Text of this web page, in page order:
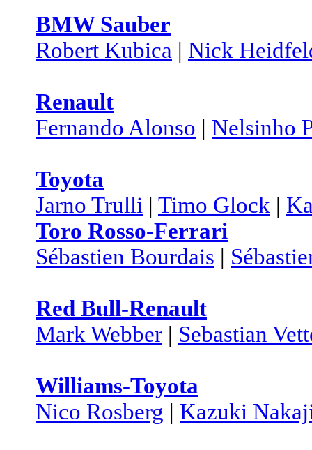
BMW Sauber
Robert Kubica | Nick
Renault
Fernando Alonso | Nelsinho
Toyota
Jarno Trulli | Timo Glock |
Toro Rosso-Ferrari
Sébastien Bourdais |
Red Bull-Renault
Mark Webber | Sebastian
Williams-Toyota
Nico Rosberg | Kazuki